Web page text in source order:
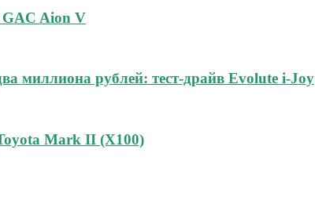
GAC Aion V
миллиона рублей: тест-драйв Evolute i-Joy
Mark II (Х100)